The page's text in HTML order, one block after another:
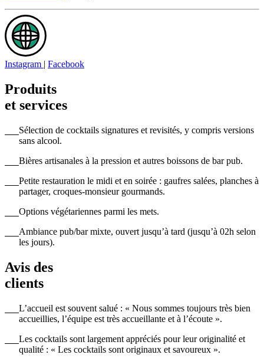
Instagram | Facebook
Produits
et services
Sélection de cocktails signatures et revisités, y compris versions
sans alcool.
Bières artisanales à la pression et autres boissons de bar pub.
Petite restauration le midi et en soirée : gaufres salées, planches à
partager, croques-monsieur gourmands.
Options végétariennes parmi les mets.
Ambiance pub/bar mixte, ouvert jusqu’à tard (jusqu’à 02h selon
les jours).
Avis des
clients
L’accueil est souvent salué : « Nous sommes toujours très bien
accueillies, l’équipe est très accueillante et à l’écoute ».
Les cocktails sont largement appréciés pour leur originalité et
qualité : « Les cocktails sont originaux et savoureux ».